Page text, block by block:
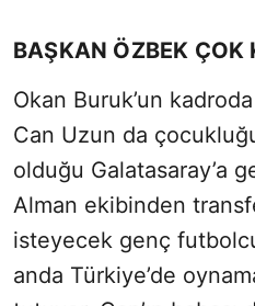
BAŞKAN ÖZBEK ÇOK
Okan Buruk’un
Can Uzun da
olduğu Galatasaray’a
Alman ekibinden
isteyecek genç
anda Türkiye’de